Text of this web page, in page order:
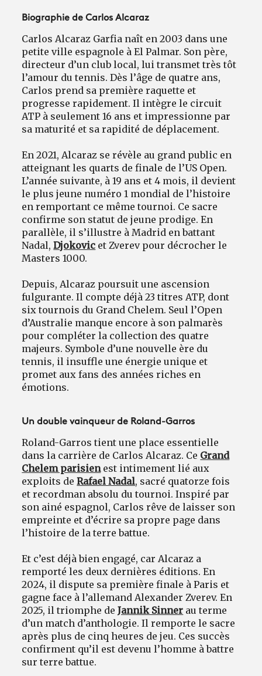
Biographie de Carlos Alcaraz
Carlos Alcaraz Garfia naît en 2003 dans une
petite ville espagnole à El Palmar. Son père,
directeur d’un club local, lui transmet très tôt
l’amour du tennis. Dès l’âge de quatre ans,
Carlos prend sa première raquette et
progresse rapidement. Il intègre le circuit
ATP à seulement 16 ans et impressionne par
sa maturité et sa rapidité de déplacement.
En 2021, Alcaraz se révèle au grand public en
atteignant les quarts de finale de l’US Open.
L’année suivante, à 19 ans et 4 mois, il devient
le plus jeune numéro 1 mondial de l’histoire
en remportant ce même tournoi. Ce sacre
confirme son statut de jeune prodige. En
parallèle, il s’illustre à Madrid en battant
Nadal,Djokovic et Zverev pour décrocher le
Masters 1000.
Depuis, Alcaraz poursuit une ascension
fulgurante. Il compte déjà 23 titres ATP, dont
six tournois du Grand Chelem. Seul l’Open
d’Australie manque encore à son palmarès
pour compléter la collection des quatre
majeurs. Symbole d’une nouvelle ère du
tennis, il insuffle une énergie unique et
promet aux fans des années riches en
émotions.
Un double vainqueur de Roland-Garros
Roland-Garros tient une place essentielle
dans la carrière de Carlos Alcaraz. Ce Grand
Chelem parisienest intimement lié aux
exploits deRafael Nadal, sacré quatorze fois
et recordman absolu du tournoi. Inspiré par
son ainé espagnol, Carlos rêve de laisser son
empreinte et d’écrire sa propre page dans
l’histoire de la terre battue.
Et c’est déjà bien engagé, car Alcaraz a
remporté les deux dernières éditions. En
2024, il dispute sa première finale à Paris et
gagne face à l’allemand Alexander Zverev. En
2025, il triomphe deJannik Sinner au terme
d’un match d’anthologie. Il remporte le sacre
après plus de cinq heures de jeu. Ces succès
confirment qu’il est devenu l’homme à battre
sur terre battue.